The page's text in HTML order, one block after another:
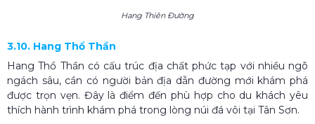
Hang Thiên Đường
3.10. Hang Thổ Thần
Hang Thổ Thần có cấu trúc địa chất phức tạp với nhiều ngõ
ngách sâu, cần có người bản địa dẫn đường mới khám phá
được trọn vẹn. Đây là điểm đến phù hợp cho du khách yêu
thích hành trình khám phá trong lòng núi đá vôi tại Tân Sơn.